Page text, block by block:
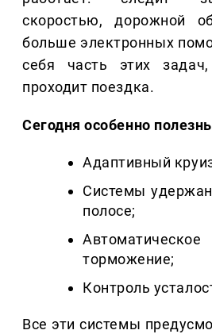
скоростью, дорожной
больше электронных
себя часть этих
проходит поездка.
Сегодня особенно
Адаптивный
Системы
полосе;
торможение;
Контроль
Все эти системы